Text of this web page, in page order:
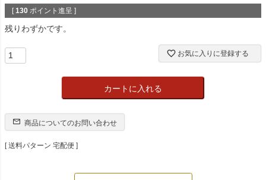
[ 130 ポイント進呈 ]
残りわずかです。
お気に入りに登録する
カートに入れる
商品についてのお問い合わせ
送料パターン 宅配便